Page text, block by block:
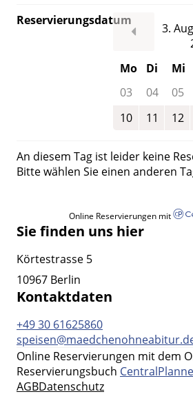
Reservierungsdatum
3.
Mo
Di Mi
03
04 05
10
11 12
An diesem Tag ist leider keine
Bitte wählen Sie einen anderen
Online Reservierungen mit
Sie finden uns hier
Körtestrasse 5
10967 Berlin
Kontaktdaten
+49 30 61625860
Online Reservierungen mit dem
Reservierungsbuch
AGBDatenschutz